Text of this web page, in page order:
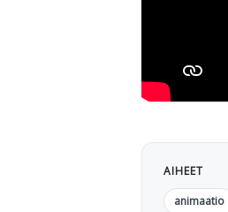
AIHEET
animaatio